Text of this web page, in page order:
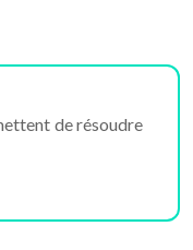
de résoudre